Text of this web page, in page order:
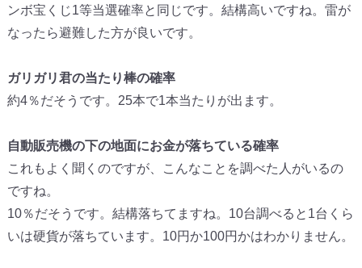
ンボ宝くじ1等当選確率と同じです。結構高いですね。雷が
なったら避難した方が良いです。
ガリガリ君の当たり棒の確率
約4％だそうです。25本で1本当たりが出ます。
自動販売機の下の地面にお金が落ちている確率
これもよく聞くのですが、こんなことを調べた人がいるの
ですね。
10％だそうです。結構落ちてますね。10台調べると1台くら
いは硬貨が落ちています。10円か100円かはわかりません。